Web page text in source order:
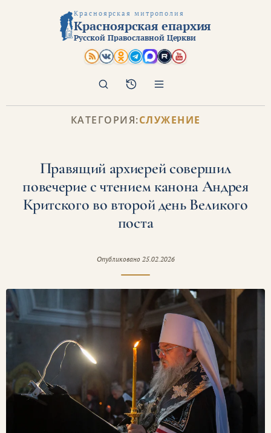
Красноярская митрополия
Красноярская епархия
Русской Православной Церкви
Архив
Поиск
КАТЕГОРИЯ:СЛУЖЕНИЕ
Правящий архиерей совершил
повечерие с чтением канона Андрея
Критского во второй день Великого
поста
Опубликовано 25.02.2026